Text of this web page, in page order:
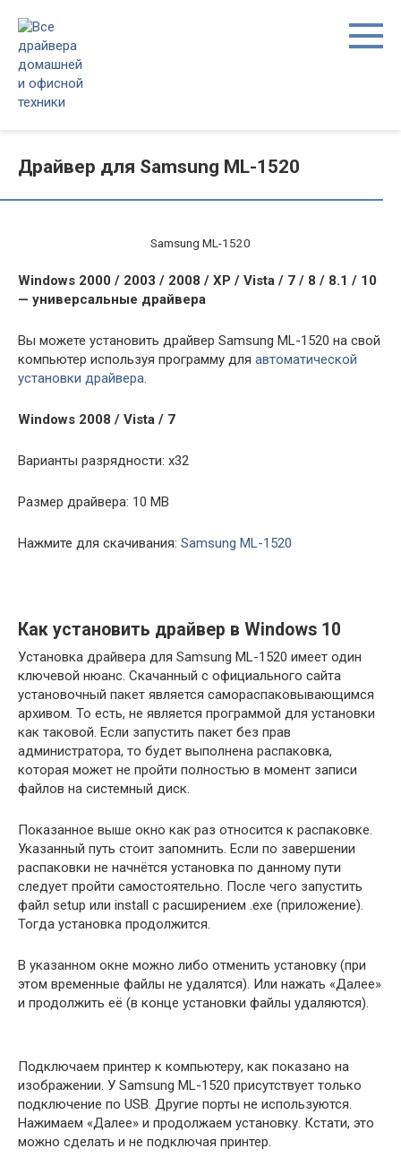
контенту
Драйвер для Samsung ML-1520
Samsung ML-1520
Windows 2000 / 2003 / 2008 / XP / Vista / 7 / 8 / 8.1 / 10
— универсальные драйвера
Вы можете установить драйвер Samsung ML-1520 на свой
компьютер используя программу для автоматической
установки драйвера
Windows 2008 / Vista / 7
Варианты разрядности: x32
Размер драйвера: 10 MB
Нажмите для скачивания: Samsung ML-1520
Как установить драйвер в Windows 10
Установка драйвера для Samsung ML-1520 имеет один
ключевой нюанс. Скачанный с официального сайта
установочный пакет является самораспаковывающимся
архивом. То есть, не является программой для установки
как таковой. Если запустить пакет без прав
администратора, то будет выполнена распаковка,
которая может не пройти полностью в момент записи
файлов на системный диск.
Показанное выше окно как раз относится к распаковке.
Указанный путь стоит запомнить. Если по завершении
распаковки не начнётся установка по данному пути
следует пройти самостоятельно. После чего запустить
файл setup или install с расширением .exe (приложение).
Тогда установка продолжится.
В указанном окне можно либо отменить установку (при
этом временные файлы не удалятся). Или нажать «Далее»
и продолжить её (в конце установки файлы удаляются).
Подключаем принтер к компьютеру, как показано на
изображении. У Samsung ML-1520 присутствует только
подключение по USB. Другие порты не используются.
Нажимаем «Далее» и продолжаем установку. Кстати, это
можно сделать и не подключая принтер.